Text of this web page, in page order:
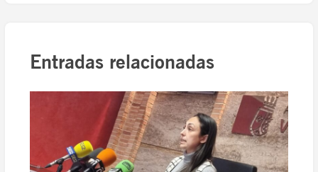
Entradas relacionadas